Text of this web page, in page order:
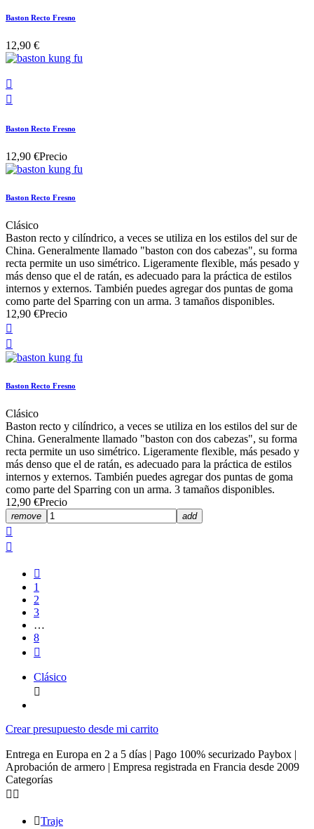
Baston Recto Fresno
12,90 €


Baston Recto Fresno
12,90 €Precio
Baston Recto Fresno
Clásico
Baston recto y cilíndrico, a veces se utiliza en los estilos del sur de
China. Generalmente llamado "baston con dos cabezas", su forma
recta permite un uso simétrico. Ligeramente flexible, más pesado y
más denso que el de ratán, es adecuado para la práctica de estilos
internos y externos. También puedes agregar dos puntas de goma
como parte del Sparring con un arma. 3 tamaños disponibles.
12,90 €Precio


Baston Recto Fresno
Clásico
Baston recto y cilíndrico, a veces se utiliza en los estilos del sur de
China. Generalmente llamado "baston con dos cabezas", su forma
recta permite un uso simétrico. Ligeramente flexible, más pesado y
más denso que el de ratán, es adecuado para la práctica de estilos
internos y externos. También puedes agregar dos puntas de goma
como parte del Sparring con un arma. 3 tamaños disponibles.
12,90 €Precio
remove add



1
2
3
…
8

Clásico

Crear presupuesto desde mi carrito
Entrega en Europa en 2 a 5 días | Pago 100% securizado Paybox |
Aprobación de armero | Empresa registrada en Francia desde 2009
Categorías
 
Traje